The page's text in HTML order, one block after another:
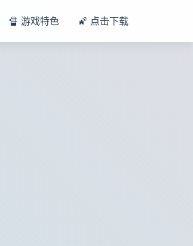
🔏 游戏特色 🌠 点击下载